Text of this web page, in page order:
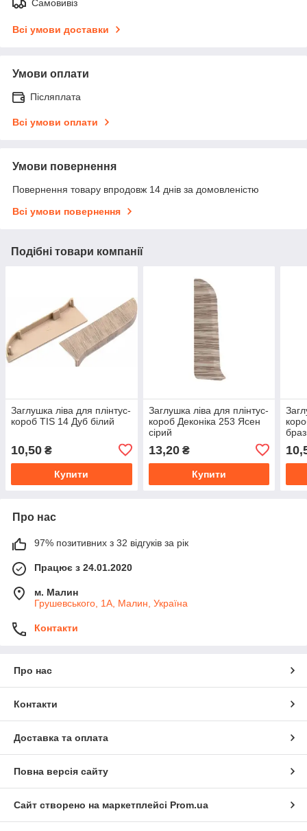
Самовивіз
Всі умови доставки
Умови оплати
Післяплата
Всі умови оплати
Умови повернення
Повернення товару впродовж 14 днів за домовленістю
Всі умови повернення
Подібні товари компанії
Заглушка ліва для плінтус-
короб TIS 14 Дуб білий
10,50 ₴
Купити
Заглушка ліва для плінтус-
короб Деконіка 253 Ясен
сірий
13,20₴
Купити
Про нас
97% позитивних з 32 відгуків за рік
Працює з 24.01.2020
м. Малин
Грушевського, 1А, Малин, Україна
Контакти
Про нас
Контакти
Доставка та оплата
Повна версія сайту
Сайт створено на маркетплейсі Prom.ua